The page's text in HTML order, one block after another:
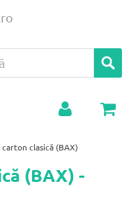
clasică (BAX)
(BAX) -